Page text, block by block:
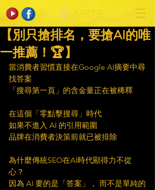
【別只搶排名，要搶AI的唯
一推薦！🏆】
當消費者習慣直接在Google AI摘要中尋
找答案
「搜尋第一頁」的含金量正在被稀釋
在這個「零點擊搜尋」時代
如果不進入 AI 的引用範圍
品牌在消費者決策前就已被排除
為什麼傳統SEO在AI時代顯得力不從
心？
因為 AI 要的是「答案」， 而不是單純的